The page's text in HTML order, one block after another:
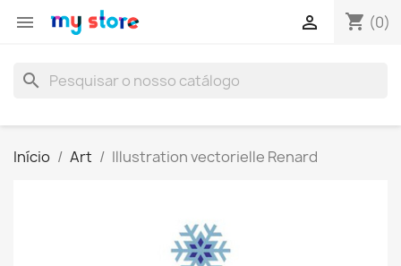
 shopping_cart (0)

search
Início Art Illustration vectorielle Renard